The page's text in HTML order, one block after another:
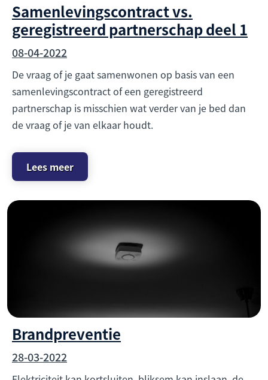
Samenlevingscontract vs.
geregistreerd partnerschap deel 1
08-04-2022
De vraag of je gaat samenwonen op basis van een
samenlevingscontract of een geregistreerd
partnerschap is misschien wat verder van je bed dan
de vraag of je van elkaar houdt.
Lees meer
Brandpreventie
28-03-2022